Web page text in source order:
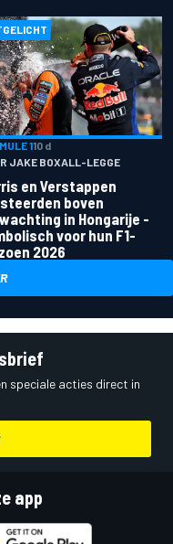
110 d
JAKE BOXALL-LEGGE
en Verstappen
boven
in Hongarije -
voor hun F1-
2026
speciale acties direct in
app